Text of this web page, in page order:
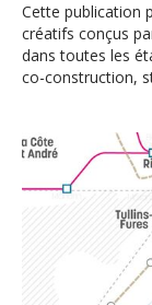
Cette publication
créatifs conçus
dans toutes les
co-construction,